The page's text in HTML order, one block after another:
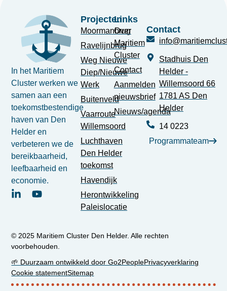
In het Maritiem
Cluster werken we
samen aan een
toekomstbestendige
haven van Den
Helder en
verbeteren we de
bereikbaarheid,
leefbaarheid en
economie.
Contact
Stadhuis Den
Helder -
Willemsoord 66
1781 AS Den
Helder
14 0223
Programmateam
Projecten
Moormanbrug
Ravelijnbrug
Weg Nieuwe
Diep/Nieuwe
Werk
Buitenveld
Vaarroute
Willemsoord
Luchthaven
Den Helder
toekomst
Havendijk
Herontwikkeling
Paleislocatie
Links
Over
Maritiem
Cluster
Contact
Aanmelden
nieuwsbrief
Nieuws/agenda
© 2025 Maritiem Cluster Den Helder. Alle rechten
voorbehouden.
🌱 Duurzaam ontwikkeld door Go2PeoplePrivacyverklaring
Cookie statementSitemap